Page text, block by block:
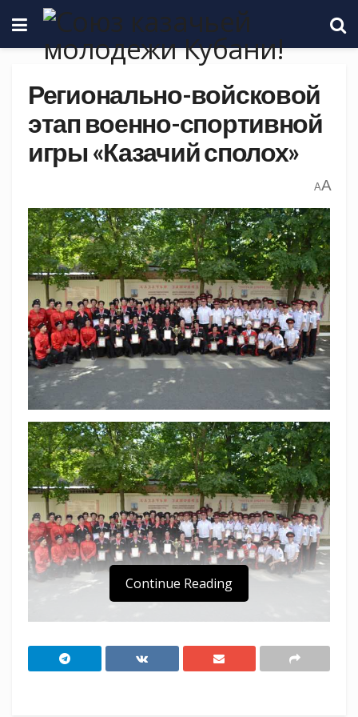
Регионально-войсковой
этап военно-спортивной
игры «Казачий сполох»
AA
В войсковой праздник Кубанского казачьего
Continue Reading